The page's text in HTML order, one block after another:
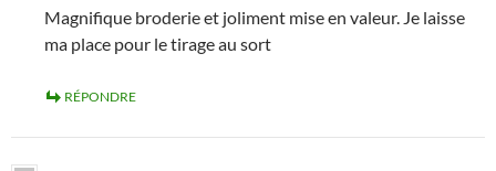
Magnifique broderie et joliment mise en valeur. Je laisse
ma place pour le tirage au sort
RÉPONDRE